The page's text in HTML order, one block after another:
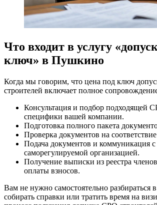
Что входит в услугу
ключ» в Пушкино
Когда мы говорим, что цена под ключ
строителей включает полное
Консультация и подбор подходящей
специфики вашей компании.
Подготовка полного пакета
Проверка документов на
Подача документов и коммуникация с
саморегулируемой организацией.
Получение выписки из реестра
оплаты взносов.
Вам не нужно самостоятельно разбираться
собирать справки или тратить время на